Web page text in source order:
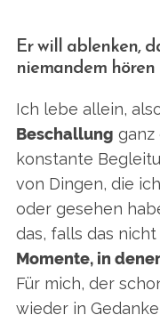
Er will ablenken,
niemandem hören
Ich lebe allein,
Beschallung ganz
konstante
von Dingen, die
oder gesehen
das, falls das
Momente, in
Für mich, der
wieder in